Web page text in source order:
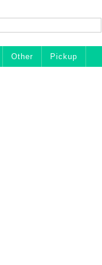
Other Pickup